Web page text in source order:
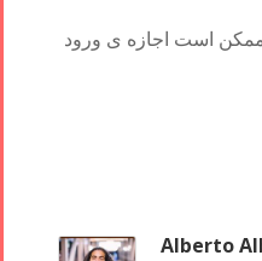
ممکن است اجازه ی ورود
Alberto